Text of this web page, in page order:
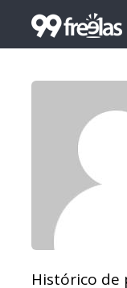
Histórico de